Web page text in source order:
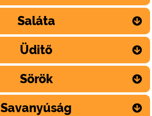
Saláta
Üditő
Sörök
Savanyúság